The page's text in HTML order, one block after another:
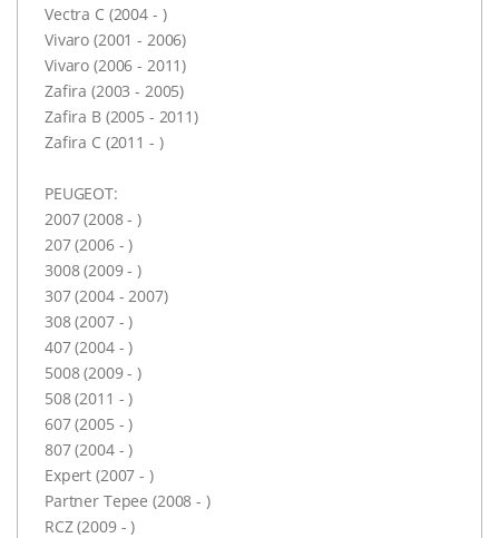
Vectra C (2004 - )
Vivaro (2001 - 2006)
Vivaro (2006 - 2011)
Zafira (2003 - 2005)
Zafira B (2005 - 2011)
Zafira C (2011 - )
PEUGEOT:
2007 (2008 - )
207 (2006 - )
3008 (2009 - )
307 (2004 - 2007)
308 (2007 - )
407 (2004 - )
5008 (2009 - )
508 (2011 - )
607 (2005 - )
807 (2004 - )
Expert (2007 - )
Partner Tepee (2008 - )
RCZ (2009 - )